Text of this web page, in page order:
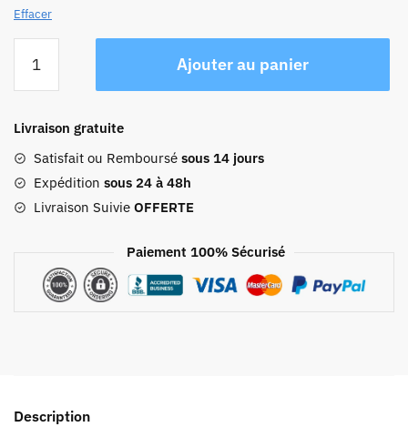
Effacer
Sac
Voyage
Femme
Xl
Ajouter au panier
Livraison gratuite
Satisfait ou Remboursé sous 14 jours
Expédition sous 24 à 48h
Livraison Suivie OFFERTE
Paiement 100% Sécurisé
Description